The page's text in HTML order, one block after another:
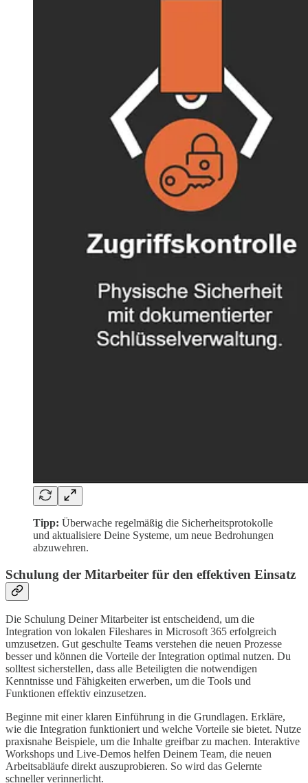
Tipp: Überwache regelmäßig die Sicherheitsprotokolle
und aktualisiere Deine Systeme, um neue Bedrohungen
abzuwehren.
Schulung der Mitarbeiter für den effektiven Einsatz
Die Schulung Deiner Mitarbeiter ist entscheidend, um die
Integration von lokalen Fileshares in Microsoft 365 erfolgreich
umzusetzen. Gut geschulte Teams verstehen die neuen Prozesse
besser und können die Vorteile der Integration optimal nutzen. Du
solltest sicherstellen, dass alle Beteiligten die notwendigen
Kenntnisse und Fähigkeiten erwerben, um die Tools und
Funktionen effektiv einzusetzen.
Beginne mit einer klaren Einführung in die Grundlagen. Erkläre,
wie die Integration funktioniert und welche Vorteile sie bietet. Nutze
praxisnahe Beispiele, um die Inhalte greifbar zu machen. Interaktive
Workshops und Live-Demos helfen Deinem Team, die neuen
Arbeitsabläufe direkt auszuprobieren. So wird das Gelernte
schneller verinnerlicht.